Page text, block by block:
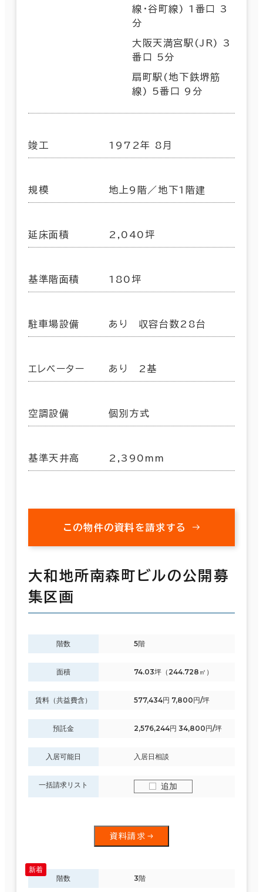
線･谷町線) 1番口 3
分
大阪天満宮駅(JR) 3
番口 5分
扇町駅(地下鉄堺筋
線) 5番口 9分
竣工 1972年 8月
規模 地上9階／地下1階建
延床面積 2,040坪
基準階面積 180坪
駐車場設備 あり 収容台数28台
エレベーター あり 2基
空調設備 個別方式
基準天井高 2,390mm
この物件の資料を請求する
大和地所南森町ビルの公開募
集区画
階数 5階
面積 74.03坪（244.728㎡）
賃料（共益費含） 577,434円 7,800円/坪
預託金 2,576,244円 34,800円/坪
入居可能日 入居日相談
一括請求リスト 追加
資料請求
階数 3階